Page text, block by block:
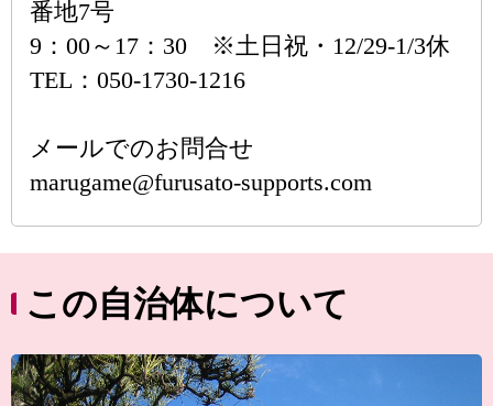
番地7号
9：00～17：30 ※土日祝・12/29-1/3休
TEL：050-1730-1216
メールでのお問合せ
marugame@furusato-supports.com
この自治体について